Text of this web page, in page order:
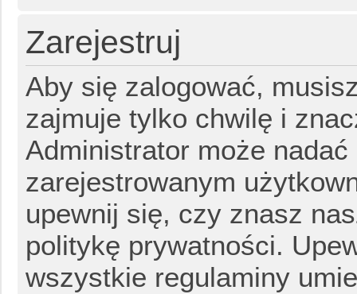
Zarejestruj
Aby się zalogować,
zajmuje tylko chwilę i
Administrator może
zarejestrowanym
upewnij się, czy znasz
politykę prywatności.
wszystkie regulaminy